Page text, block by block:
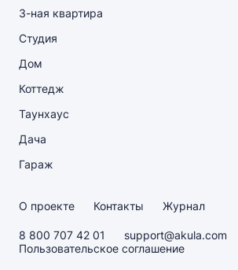
3-ная квартира
Студия
Дом
Коттедж
Таунхаус
Дача
Гараж
О проекте Контакты Журнал
8 800 707 42 01
support@akula.com
Пользовательское соглашение